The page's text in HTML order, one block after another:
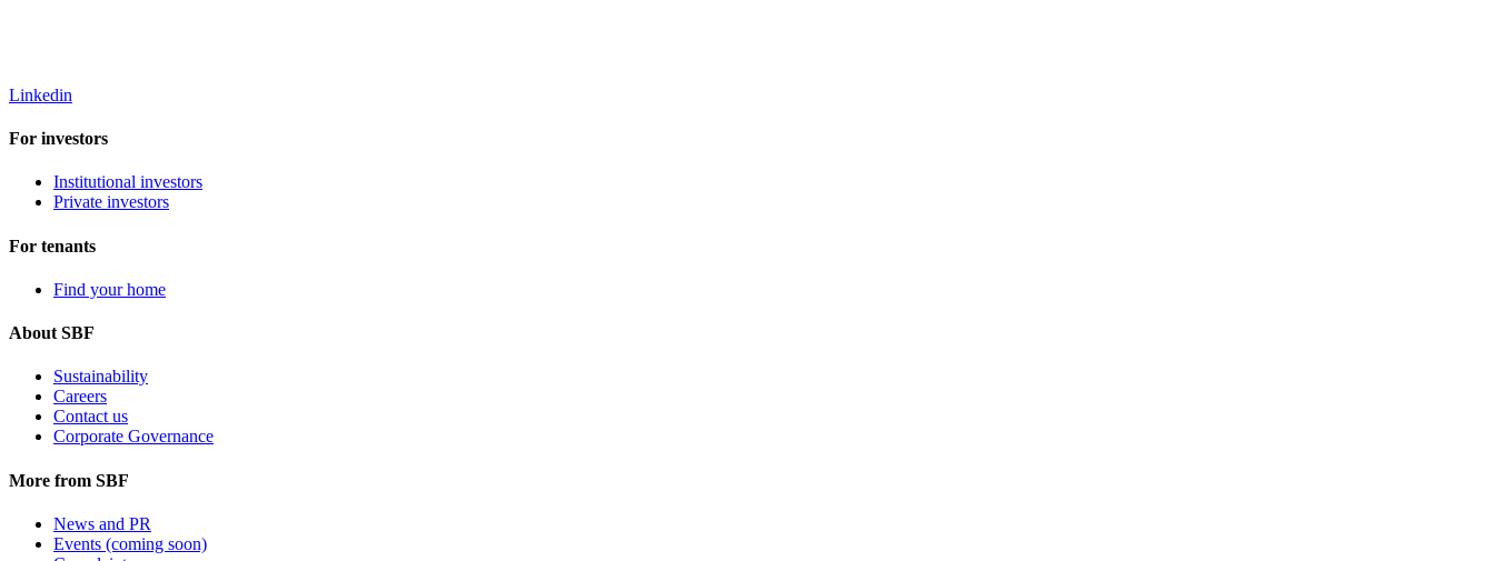
Linkedin
For investors
Institutional investors
Private investors
For tenants
Find your home
About SBF
Sustainability
Careers
Contact us
Corporate Governance
More from SBF
News and PR
Events (coming soon)